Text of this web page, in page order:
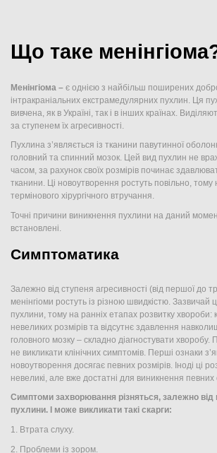
Що таке
Менінгіома – є однією з найбільш поширених
інтракраніальних екстрамедулярних пухлин. Ця
вивчена, як в Україні, так і в інших країнах.
за ступенем їх агресивності.
Пухлина з’являється із тканини павутинної
головний та спинний мозок. Цей вид пухлин не
часом, за рахунок своїх розмірів починає
тканини. Ці новоутворення ростуть повільно,
термінового хірургічного втручання.
Точні причини виникнення пухлини на даний
встановлені.
Симптоматика
Залежно від ступеня агресивності (від першої до
менінгіоми ростуть із різною швидкістю. Зазвичай
пухлини, тому на ранніх етапах розвитку хвороби:
невеликих розмірів та відсутнє здавлення
головного мозку – складно діагностувати
не викликати клінічних симптомів. Перші ознаки
новоутворення досягає певних розмірів. Іноді ці
невеликі, але вже достатні для виникнення певних
Симптоми захворювання різняться, залежно від
пухлини. І може викликати такі скарги:
1. Втрата слуху.
2. Проблеми із зором.